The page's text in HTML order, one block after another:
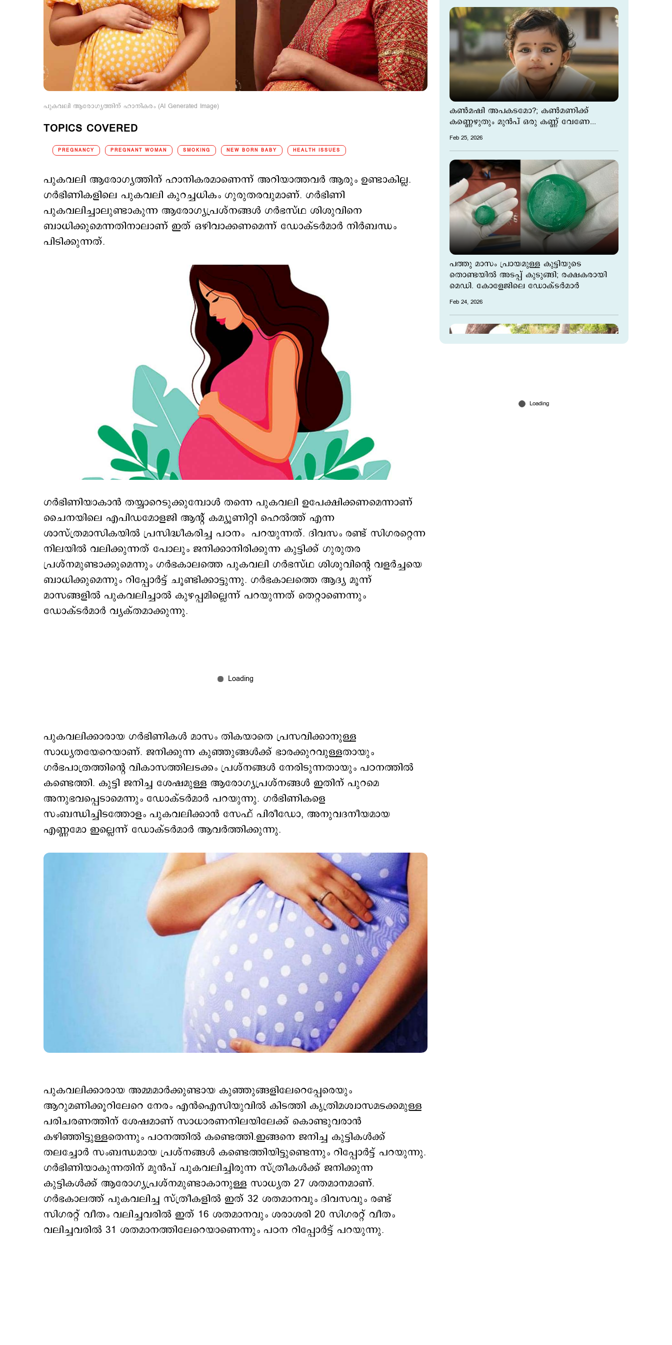
പുകവലി ആരോഗ്യത്തിന് ഹാനികരം (AI Generated Image)
TOPICS COVERED
PREGNANCY PREGNANT WOMAN SMOKING NEW BORN BABY HEALTH ISSUES
പുകവലി ആരോഗ്യത്തിന് ഹാനികരമാണെന്ന് അറിയാത്തവര്‍ ആരും ഉണ്ടാകില്ല.
ഗര്‍ഭിണികളിലെ പുകവലി കുറച്ചധികം ഗുരുതരവുമാണ്. ഗര്‍ഭിണി
പുകവലിച്ചാലുണ്ടാകുന്ന ആരോഗ്യപ്രശ്നങ്ങള്‍ ഗര്‍ഭസ്ഥ ശിശുവിനെ
ബാധിക്കുമെന്നതിനാലാണ് ഇത് ഒഴിവാക്കണമെന്ന് ഡോക്ടര്‍മാര്‍ നിര്‍ബന്ധം
പിടിക്കുന്നത്.
ഗര്‍ഭിണിയാകാന്‍ തയ്യാറെടുക്കുമ്പോള്‍ തന്നെ പുകവലി ഉപേക്ഷിക്കണമെന്നാണ്
ചൈനയിലെ എപിഡമോളജി ആന്‍റ് കമ്യൂണിറ്റി ഹെല്‍ത്ത് എന്ന
ശാസ്ത്രമാസികയില്‍ പ്രസിദ്ധീകരിച്ച പഠനം പറയുന്നത്. ദിവസം രണ്ട് സിഗരറ്റെന്ന
നിലയില്‍ വലിക്കുന്നത് പോലും ജനിക്കാനിരിക്കുന്ന കുട്ടിക്ക് ഗുരുതര
പ്രശ്നമുണ്ടാക്കുമെന്നും ഗര്‍ഭകാലത്തെ പുകവലി ഗര്‍ഭസ്ഥ ശിശുവിന്‍റെ വളര്‍ച്ചയെ
ബാധിക്കുമെന്നും റിപ്പോര്‍ട്ട് ചൂണ്ടിക്കാട്ടുന്നു. ഗര്‍ഭകാലത്തെ ആദ്യ മൂന്ന്
മാസങ്ങളില്‍ പുകവലിച്ചാല്‍ കുഴപ്പമില്ലെന്ന് പറയുന്നത് തെറ്റാണെന്നും
ഡോക്ടര്‍മാര്‍ വ്യക്തമാക്കുന്നു.
പുകവലിക്കാരായ ഗര്‍ഭിണികള്‍ മാസം തികയാതെ പ്രസവിക്കാനുള്ള
സാധ്യതയേറെയാണ്. ജനിക്കുന്ന കുഞ്ഞുങ്ങള്‍ക്ക് ഭാരക്കുറവുള്ളതായും
ഗര്‍ഭപാത്രത്തിന്‍റെ വികാസത്തിലടക്കം പ്രശ്നങ്ങള്‍ നേരിടുന്നതായും പഠനത്തില്‍
കണ്ടെത്തി. കുട്ടി ജനിച്ച ശേഷമുള്ള ആരോഗ്യപ്രശ്നങ്ങള്‍ ഇതിന് പുറമെ
അനുഭവപ്പെടാമെന്നും ഡോക്ടര്‍മാര്‍ പറയുന്നു. ഗര്‍ഭിണികളെ
സംബന്ധിച്ചിടത്തോളം പുകവലിക്കാന്‍ സേഫ് പിരീഡോ, അനുവദനീയമായ
എണ്ണമോ ഇല്ലെന്ന് ഡോക്ടര്‍മാര്‍ ആവര്‍ത്തിക്കുന്നു.
പുകവലിക്കാരായ അമ്മമാര്‍ക്കുണ്ടായ കുഞ്ഞുങ്ങളിലേറെപ്പേരെയും
ആറുമണിക്കൂറിലേറെ നേരം എന്‍ഐസിയുവില്‍ കിടത്തി കൃത്രിമശ്വാസമടക്കമുള്ള
പരിചരണത്തിന് ശേഷമാണ് സാധാരണനിലയിലേക്ക് കൊണ്ടുവരാന്‍
കഴിഞ്ഞിട്ടുള്ളതെന്നും പഠനത്തില്‍ കണ്ടെത്തി.ഇങ്ങനെ ജനിച്ച കുട്ടികള്‍ക്ക്
തലച്ചോര്‍ സംബന്ധമായ പ്രശ്നങ്ങള്‍ കണ്ടെത്തിയിട്ടുണ്ടെന്നും റിപ്പോര്‍ട്ട് പറയുന്നു.
ഗര്‍ഭിണിയാകുന്നതിന് മുന്‍പ് പുകവലിച്ചിരുന്ന സ്ത്രീകള്‍ക്ക് ജനിക്കുന്ന
കുട്ടികള്‍ക്ക് ആരോഗ്യപ്രശ്നമുണ്ടാകാനുള്ള സാധ്യത 27 ശതമാനമാണ്.
ഗര്‍ഭകാലത്ത് പുകവലിച്ച സ്ത്രീകളില്‍ ഇത് 32 ശതമാനവും ദിവസവും രണ്ട്
സിഗരറ്റ് വീതം വലിച്ചവരില്‍ ഇത് 16 ശതമാനവും ശരാശരി 20 സിഗരറ്റ് വീതം
വലിച്ചവരില്‍ 31 ശതമാനത്തിലേറെയാണെന്നും പഠന റിപ്പോര്‍ട്ട് പറയുന്നു.
കണ്‍മഷി അപകടമോ?; കണ്‍മണിക്ക്
കണ്ണെഴുതും മുന്‍പ് ഒരു കണ്ണ് വേണേ...
Feb 25, 2026
പത്തു മാസം പ്രായമുള്ള കുട്ടിയുടെ
തൊണ്ടയിൽ അടപ്പ് കുടുങ്ങി; രക്ഷകരായി
മെഡി. കോളേജിലെ ഡോക്ടർമാർ
Feb 24, 2026